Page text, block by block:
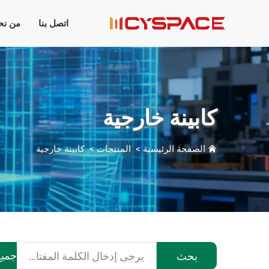
من اتصل بنا
كابينة خارجية
الصفحة الرئيسية > المنتجات>كابينة خارجية
بحث